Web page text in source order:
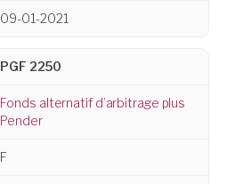
09-01-2021
PGF 2250
Fonds alternatif d’arbitrage plus
Pender
F